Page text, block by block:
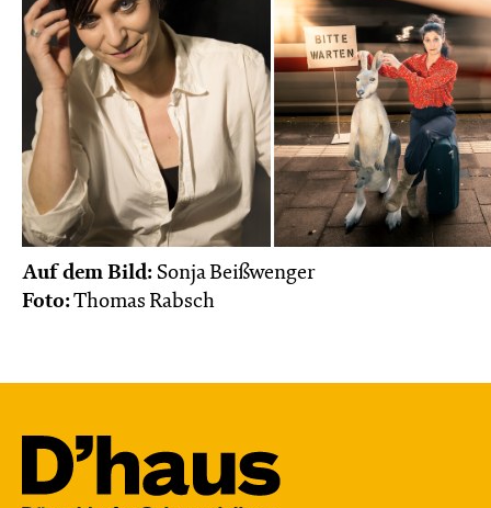
Auf dem Bild: Sonja Beißwenger
Foto:Thomas Rabsch